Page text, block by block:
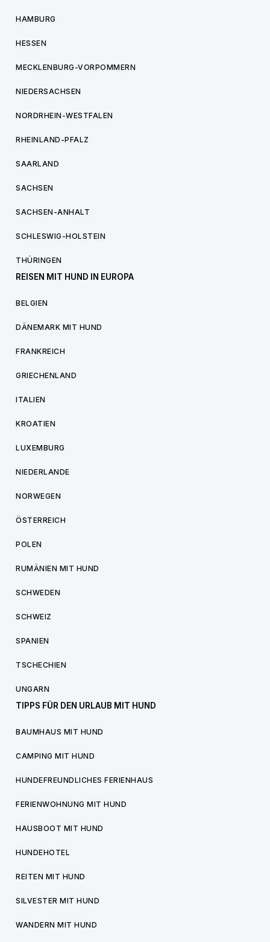
HAMBURG
HESSEN
MECKLENBURG-VORPOMMERN
NIEDERSACHSEN
NORDRHEIN-WESTFALEN
RHEINLAND-PFALZ
SAARLAND
SACHSEN
SACHSEN-ANHALT
SCHLESWIG-HOLSTEIN
THÜRINGEN
REISEN MIT HUND IN EUROPA
BELGIEN
DÄNEMARK MIT HUND
FRANKREICH
GRIECHENLAND
ITALIEN
KROATIEN
LUXEMBURG
NIEDERLANDE
NORWEGEN
ÖSTERREICH
POLEN
RUMÄNIEN MIT HUND
SCHWEDEN
SCHWEIZ
SPANIEN
TSCHECHIEN
UNGARN
TIPPS FÜR DEN URLAUB MIT HUND
BAUMHAUS MIT HUND
CAMPING MIT HUND
HUNDEFREUNDLICHES FERIENHAUS
FERIENWOHNUNG MIT HUND
HAUSBOOT MIT HUND
HUNDEHOTEL
REITEN MIT HUND
SILVESTER MIT HUND
WANDERN MIT HUND